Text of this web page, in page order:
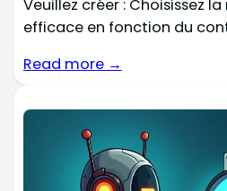
Veuillez créer : Choisissez
efficace en fonction du
Read more →